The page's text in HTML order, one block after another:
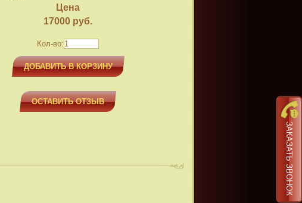
Цена
17000 руб.
Кол-во:
ДОБАВИТЬ В КОРЗИНУ
ОСТАВИТЬ ОТЗЫВ
ЗАКАЗАТЬ ЗВОНОК